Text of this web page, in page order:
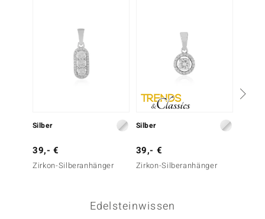
Silber
39,- €
Zirkon-Silberanhänger
Silber
39,- €
Zirkon-Silberanhänger
Edelsteinwissen